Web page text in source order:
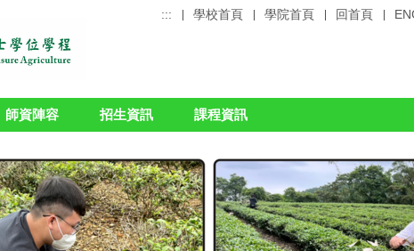
::: 學校首頁 學院首頁 回首頁
師資陣容 招生資訊 課程資訊